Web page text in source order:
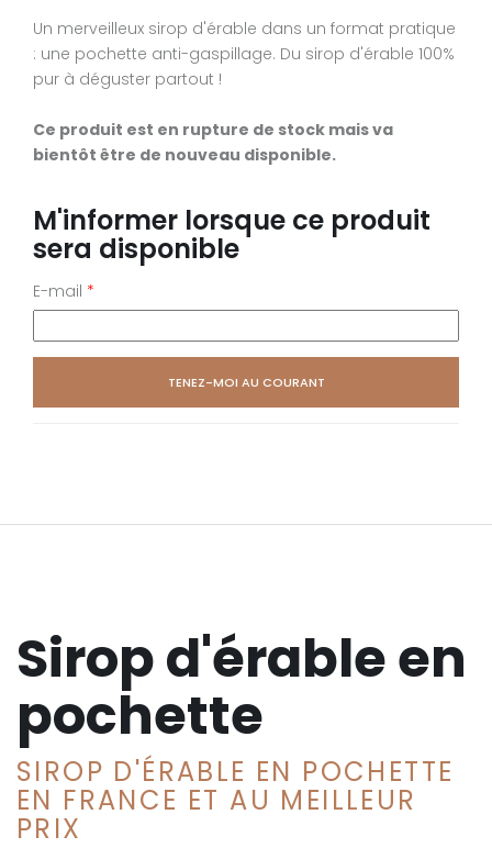
Un merveilleux sirop d'érable dans un format pratique
: une pochette anti-gaspillage. Du sirop d'érable 100%
pur à déguster partout !
Ce produit est en rupture de stock mais va
bientôt être de nouveau disponible.
M'informer lorsque ce produit
sera disponible
E-mail *
Sirop d'érable en
pochette
SIROP D'ÉRABLE EN POCHETTE
EN FRANCE ET AU MEILLEUR
PRIX